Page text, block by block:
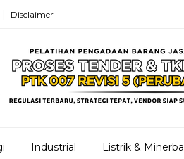
Disclaimer
Industrial Listrik & Minerba